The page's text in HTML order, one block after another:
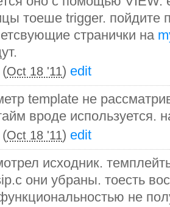
тоеше trigger. пойдите
странички на
(Oct 18 '11) edit
template не
вроде используется.
(Oct 18 '11) edit
исходник.
они убраны. тоесть
не